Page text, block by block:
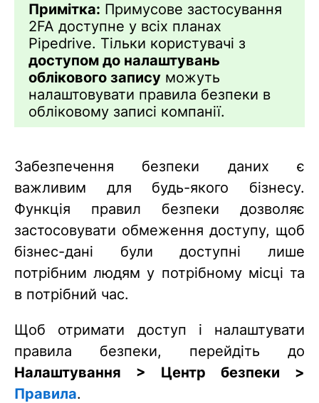
Примітка: Примусове застосування
2FA доступне у всіх планах
Pipedrive. Тільки користувачі з
доступом до налаштувань
облікового запису можуть
налаштовувати правила безпеки в
обліковому записі компанії.
Забезпечення безпеки даних є
важливим для будь-якого бізнесу.
Функція правил безпеки дозволяє
застосовувати обмеження доступу, щоб
бізнес-дані були доступні лише
потрібним людям у потрібному місці та
в потрібний час.
Щоб отримати доступ і налаштувати
правила безпеки, перейдіть до
Налаштування > Центр безпеки >
Правила.